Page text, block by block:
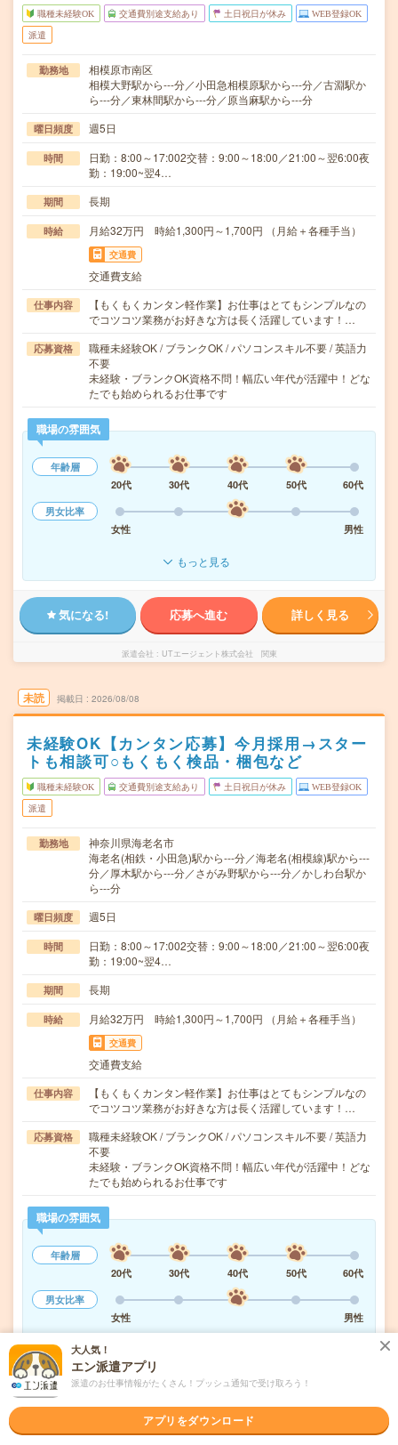
職種未経験OK 交通費別途支給あり 土日祝日が休み WEB登録OK
派遣
勤務地
相模原市南区
相模大野駅から---分／小田急相模原駅から---分／古淵駅か
ら---分／東林間駅から---分／原当麻駅から---分
曜日頻度 週5日
時間
日勤：8:00～17:002交替：9:00～18:00／21:00～翌6:00夜
勤：19:00~翌4…
期間 長期
時給 月給32万円 時給1,300円～1,700円 （月給＋各種手当）
交通費
交通費支給
仕事内容
【もくもくカンタン軽作業】お仕事はとてもシンプルなの
でコツコツ業務がお好きな方は長く活躍しています！…
応募資格
職種未経験OK / ブランクOK / パソコンスキル不要 / 英語力
不要
未経験・ブランクOK資格不問！幅広い年代が活躍中！どな
たでも始められるお仕事です
職場の雰囲気
年齢層
20代
30代 40代 50代
60代
男女比率
女性
男性
もっと見る
気になる! 応募へ進む 詳しく見る
派遣会社 UTエージェント株式会社 関東
未読 掲載日 2026/08/08
未経験OK【カンタン応募】今月採用→スター
トも相談可○もくもく検品・梱包など
職種未経験OK 交通費別途支給あり 土日祝日が休み WEB登録OK
派遣
勤務地
神奈川県海老名市
海老名(相鉄・小田急)駅から---分／海老名(相模線)駅から---
分／厚木駅から---分／さがみ野駅から---分／かしわ台駅か
ら---分
曜日頻度 週5日
時間
日勤：8:00～17:002交替：9:00～18:00／21:00～翌6:00夜
勤：19:00~翌4…
期間 長期
時給 月給32万円 時給1,300円～1,700円 （月給＋各種手当）
交通費
交通費支給
仕事内容
【もくもくカンタン軽作業】お仕事はとてもシンプルなの
でコツコツ業務がお好きな方は長く活躍しています！…
応募資格
職種未経験OK / ブランクOK / パソコンスキル不要 / 英語力
不要
未経験・ブランクOK資格不問！幅広い年代が活躍中！どな
たでも始められるお仕事です
職場の雰囲気
年齢層
20代
30代 40代 50代
60代
男女比率
女性
男性
気になる! 応募へ進む 詳しく見る
大人気！
エン派遣アプリ
派遣のお仕事情報がたくさん！プッシュ通知で受け取ろう！
アプリをダウンロード